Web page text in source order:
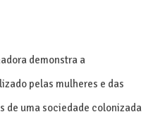
demonstra a
pelas mulheres e das
de uma sociedade colonizada